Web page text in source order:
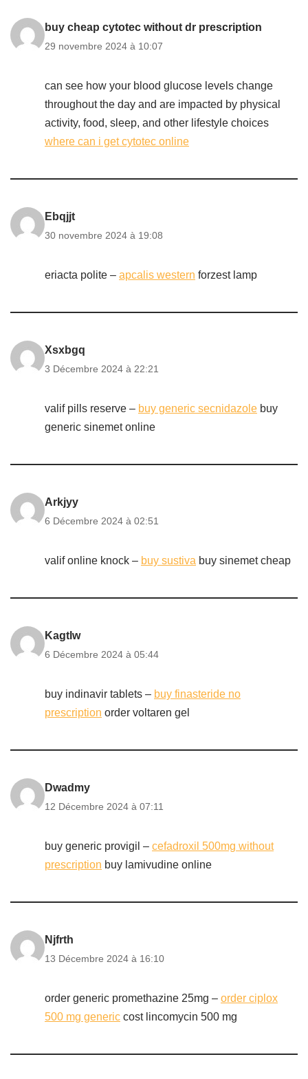
buy cheap cytotec without dr prescription
29 novembre 2024 à 10:07
can see how your blood glucose levels change
throughout the day and are impacted by physical
activity, food, sleep, and other lifestyle choices
where can i get cytotec online
Ebqjjt
30 novembre 2024 à 19:08
eriacta polite – apcalis western forzest lamp
Xsxbgq
3 Décembre 2024 à 22:21
valif pills reserve – buy generic secnidazole buy
generic sinemet online
Arkjyy
6 Décembre 2024 à 02:51
valif online knock – buy sustiva buy sinemet cheap
Kagtlw
6 Décembre 2024 à 05:44
buy indinavir tablets – buy finasteride no
prescription order voltaren gel
Dwadmy
12 Décembre 2024 à 07:11
buy generic provigil – cefadroxil 500mg without
prescription buy lamivudine online
Njfrth
13 Décembre 2024 à 16:10
order generic promethazine 25mg – order ciplox
500 mg generic cost lincomycin 500 mg